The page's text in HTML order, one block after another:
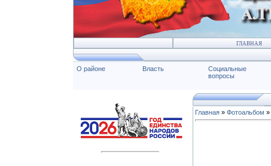
ГЛАВНАЯ
О районе Власть
Социальные
вопросы
Главная » Фотоальбом »